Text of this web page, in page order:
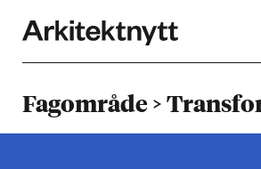
Fagområde >